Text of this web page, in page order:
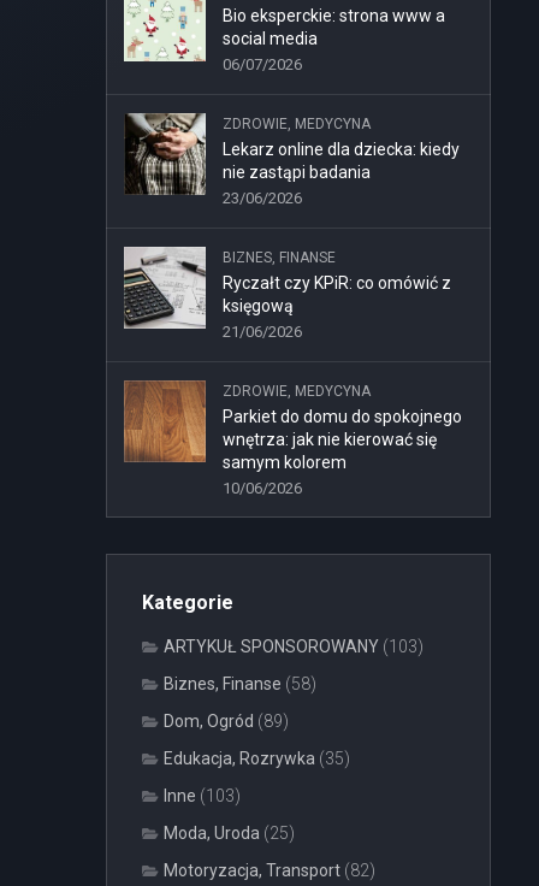
Bio eksperckie: strona www a
social media
06/07/2026
ZDROWIE, MEDYCYNA
Lekarz online dla dziecka: kiedy
nie zastąpi badania
23/06/2026
BIZNES, FINANSE
Ryczałt czy KPiR: co omówić z
księgową
21/06/2026
ZDROWIE, MEDYCYNA
Parkiet do domu do spokojnego
wnętrza: jak nie kierować się
samym kolorem
10/06/2026
Kategorie
ARTYKUŁ SPONSOROWANY (103)
Biznes, Finanse (58)
Dom, Ogród (89)
Edukacja, Rozrywka (35)
Inne (103)
Moda, Uroda (25)
Motoryzacja, Transport (82)